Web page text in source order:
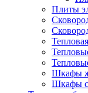
Плиты
Шкафы
Шкафы